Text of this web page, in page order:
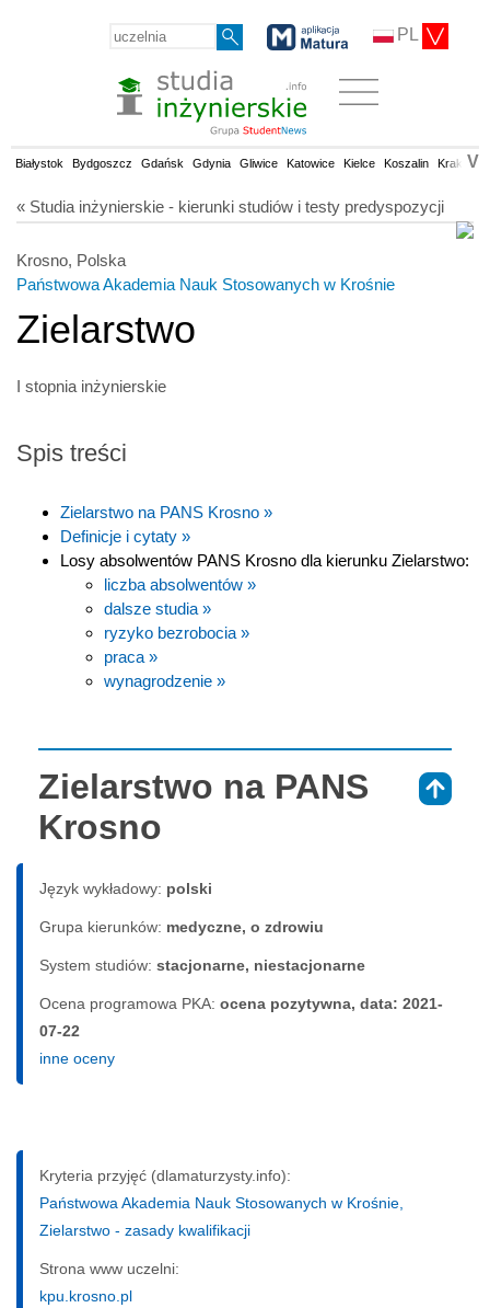
PL
Białystok Bydgoszcz Gdańsk Gdynia Gliwice Katowice Kielce Koszalin Kraków
V
« Studia inżynierskie - kierunki studiów i testy predyspozycji
Krosno, Polska
Państwowa Akademia Nauk Stosowanych w Krośnie
Zielarstwo
I stopnia inżynierskie
Spis treści
Zielarstwo na PANS Krosno »
Definicje i cytaty »
Losy absolwentów PANS Krosno dla kierunku Zielarstwo:
liczba absolwentów »
dalsze studia »
ryzyko bezrobocia »
praca »
wynagrodzenie »
Zielarstwo na PANS
Krosno
Język wykładowy: polski
Grupa kierunków: medyczne, o zdrowiu
System studiów: sta­cjo­nar­ne, nie­sta­cjo­nar­ne
Ocena programowa PKA: ocena pozytywna, data: 2021-
07-22
inne oceny
Kryteria przyjęć (dlamaturzysty.info):
Państwowa Akademia Nauk Stosowanych w Krośnie,
Zielarstwo - zasady kwalifikacji
Strona www uczelni:
kpu.krosno.pl